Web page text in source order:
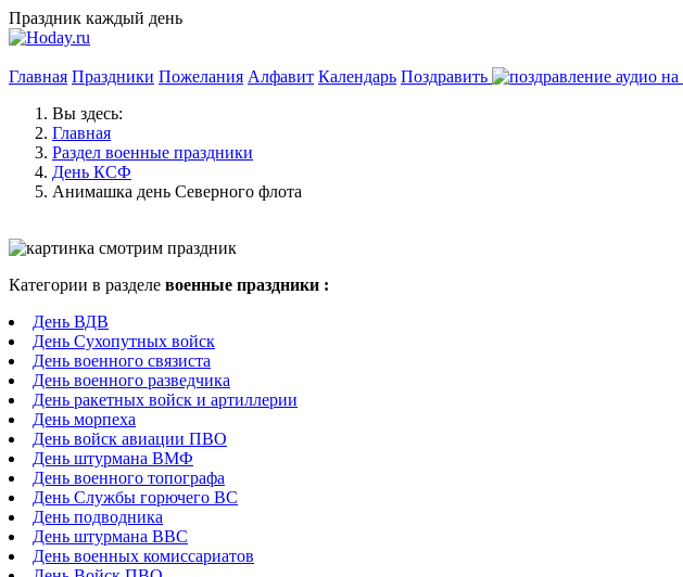
Праздник каждый день
Главная Праздники Пожелания Алфавит Календарь Поздравить
Вы здесь:
Главная
Раздел военные праздники
День КСФ
Анимашка день Северного флота
Категории в разделе военные праздники :
День ВДВ
День Сухопутных войск
День военного связиста
День военного разведчика
День ракетных войск и артиллерии
День морпеха
День войск авиации ПВО
День штурмана ВМФ
День военного топографа
День Службы горючего ВС
День подводника
День штурмана ВВС
День военных комиссариатов